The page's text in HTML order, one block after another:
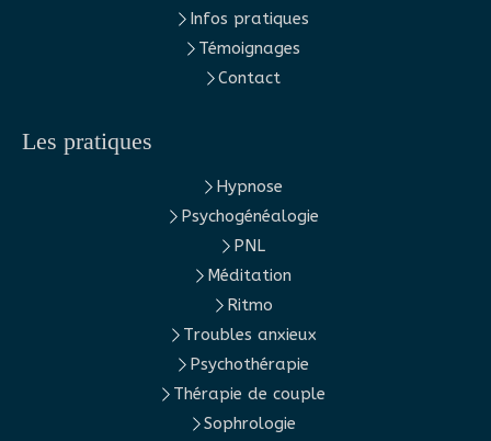
Infos pratiques
Témoignages
Contact
Les pratiques
Hypnose
Psychogénéalogie
PNL
Méditation
Ritmo
Troubles anxieux
Psychothérapie
Thérapie de couple
Sophrologie